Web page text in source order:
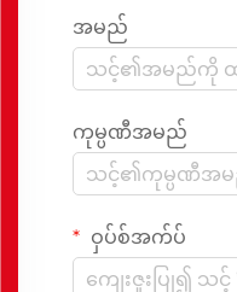
အမည်
ကုမ္ပဏီအမည်
ဝှပ်စ်အက်ပ်